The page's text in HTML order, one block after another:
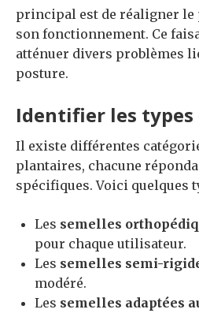
principal est de réaligner le
son fonctionnement. Ce
atténuer divers problèmes
posture.
Identifier les types
Il existe différentes
plantaires, chacune
spécifiques. Voici quelques
Les semelles
pour chaque utilisateur.
Les semelles semi-
modéré.
Les semelles adaptées